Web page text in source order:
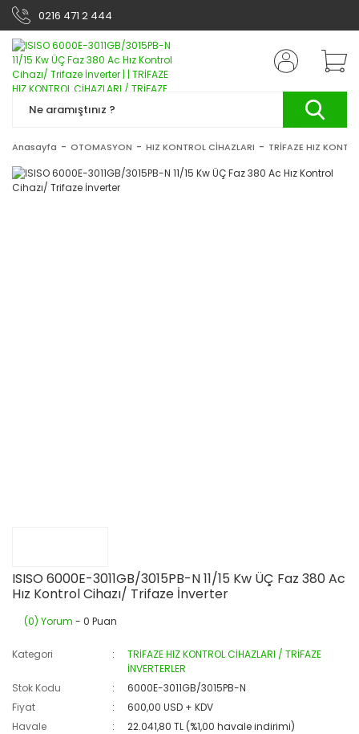
0216 471 2 444
Anasayfa OTOMASYON HIZ KONTROL CİHAZLARI TRİFAZE HIZ
ISISO 6000E-3011GB/3015PB-N 11/15 Kw ÜÇ Faz 380 Ac
Hız Kontrol Cihazı/ Trifaze İnverter
(0) Yorum - 0 Puan
Kategori
TRİFAZE HIZ KONTROL CİHAZLARI / TRİFAZE
İNVERTERLER
Stok Kodu
6000E-3011GB/3015PB-N
Fiyat
600,00 USD + KDV
Havale
22.041,80 TL (%1,00 havale indirimi)